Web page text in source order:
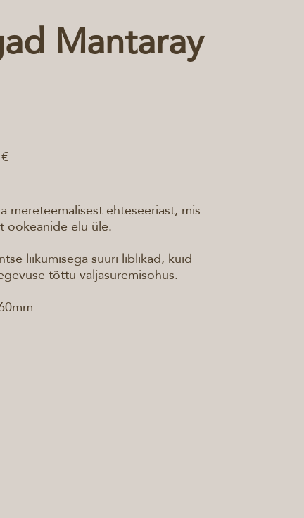
Mantaray
mereteemalisest ehteseeriast, mis
ookeanide elu üle.
liikumisega suuri liblikad, kuid
tõttu väljasuremisohus.